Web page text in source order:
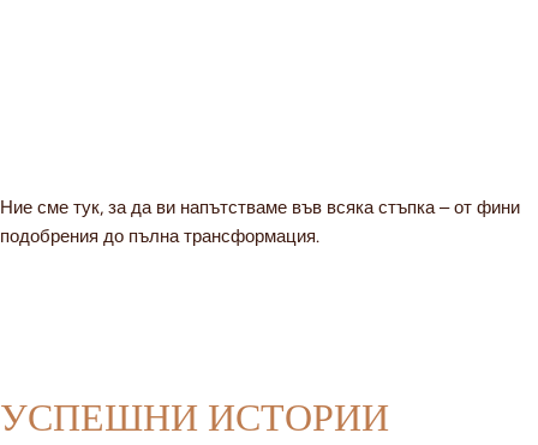
Ние сме тук, за да ви напътстваме във всяка стъпка – от фини
подобрения до пълна трансформация.
УСПЕШНИ ИСТОРИИ